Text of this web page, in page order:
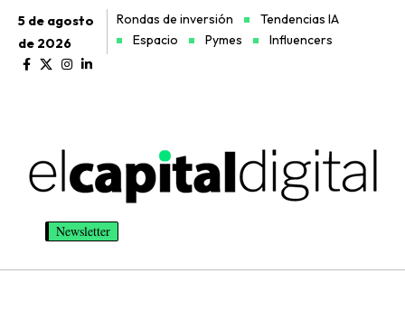
5 de agosto
de 2026
Rondas de inversión
Tendencias IA
Espacio
Pymes Influencers
Newsletter